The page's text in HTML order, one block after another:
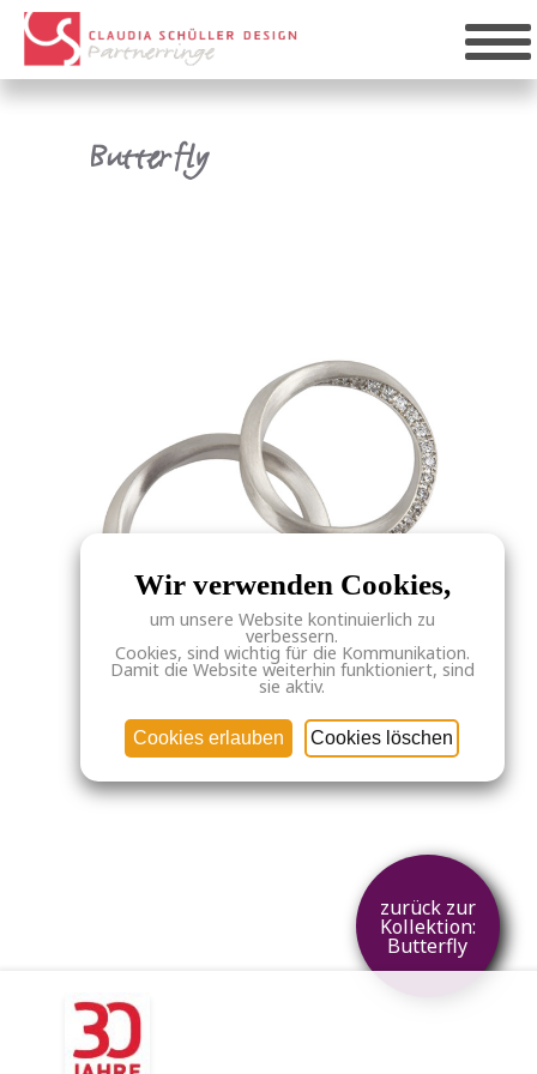
Butterfly
zurück zur
Kollektion:
Butterfly
Wir verwenden Cookies,
um unsere Website kontinuierlich zu
verbessern.
Cookies, sind wichtig für die Kommunikation.
Damit die Website weiterhin funktioniert, sind
sie aktiv.
Cookies erlauben Cookies löschen